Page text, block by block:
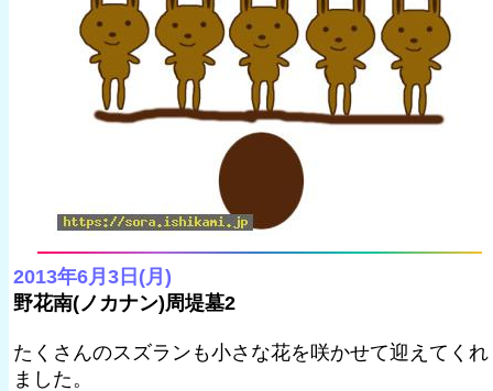
2013年6月3日(月)
野花南(ノカナン)周堤墓2
たくさんのスズランも小さな花を咲かせて迎えてくれ
ました。